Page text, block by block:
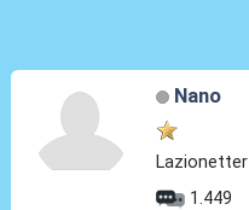
Nano
Lazionetter
1.449